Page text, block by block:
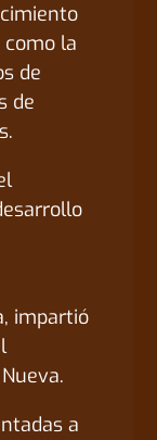
la
de
de
impartió
a